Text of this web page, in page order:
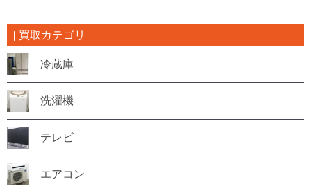
買取カテゴリ
冷蔵庫
洗濯機
テレビ
エアコン